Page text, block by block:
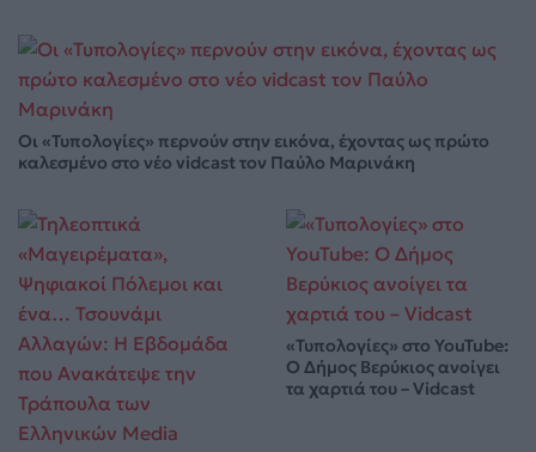
Οι «Τυπολογίες» περνούν στην εικόνα, έχοντας ως πρώτο
καλεσμένο στο νέο vidcast τον Παύλο Μαρινάκη
«Τυπολογίες» στο YouTube:
Ο Δήμος Βερύκιος ανοίγει
τα χαρτιά του – Vidcast